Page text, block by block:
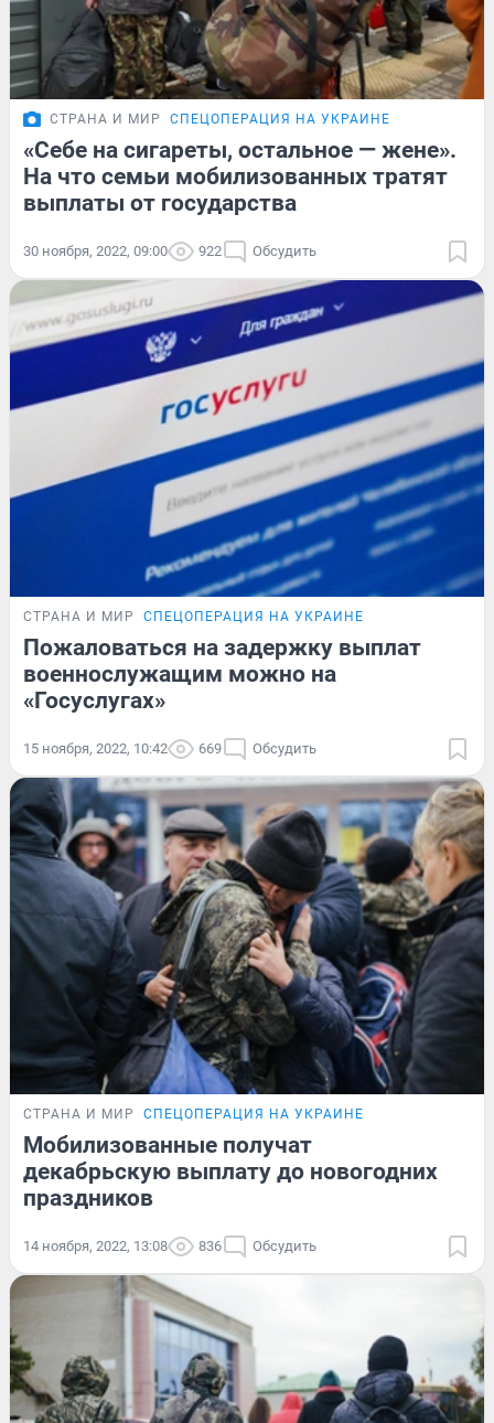
СТРАНА И МИР СПЕЦОПЕРАЦИЯ НА УКРАИНЕ
«Себе на сигареты, остальное — жене».
На что семьи мобилизованных тратят
выплаты от государства
30 ноября, 2022, 09:00 922 Обсудить
СТРАНА И МИР СПЕЦОПЕРАЦИЯ НА УКРАИНЕ
Пожаловаться на задержку выплат
военнослужащим можно на
«Госуслугах»
15 ноября, 2022, 10:42 669 Обсудить
СТРАНА И МИР СПЕЦОПЕРАЦИЯ НА УКРАИНЕ
Мобилизованные получат
декабрьскую выплату до новогодних
праздников
14 ноября, 2022, 13:08 836 Обсудить